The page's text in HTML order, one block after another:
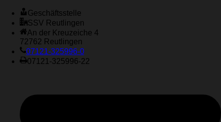
Geschäftsstelle
SSV Reutlingen
An der Kreuzeiche 4
72762 Reutlingen
07121-325996-0
07121-325996-22